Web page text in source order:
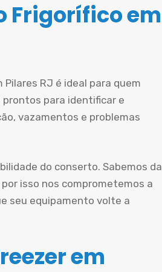
Frigorífico em
Pilares RJ é ideal para quem
prontos para identificar e
vazamentos e problemas
do conserto. Sabemos da
isso nos comprometemos a
seu equipamento volte a
em